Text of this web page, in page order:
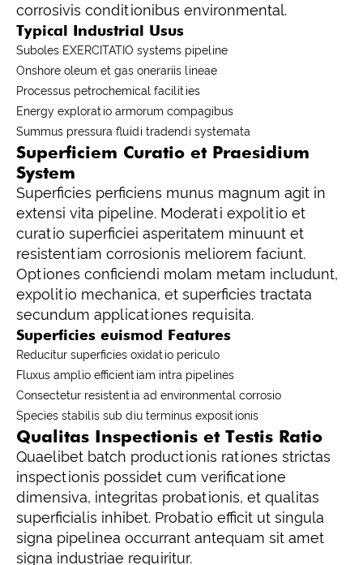
corrosivis conditionibus environmental.
Typical Industrial Usus
Suboles EXERCITATIO systems pipeline
Onshore oleum et gas onerariis lineae
Processus petrochemical facilities
Energy exploratio armorum compagibus
Summus pressura fluidi tradendi systemata
Superficiem Curatio et Praesidium
System
Superficies perficiens munus magnum agit in
extensi vita pipeline. Moderati expolitio et
curatio superficiei asperitatem minuunt et
resistentiam corrosionis meliorem faciunt.
Optiones conficiendi molam metam includunt,
expolitio mechanica, et superficies tractata
secundum applicationes requisita.
Superficies euismod Features
Reducitur superficies oxidatio periculo
Fluxus amplio efficientiam intra pipelines
Consectetur resistentia ad environmental corrosio
Species stabilis sub diu terminus expositionis
Qualitas Inspectionis et Testis Ratio
Quaelibet batch productionis rationes strictas
inspectionis possidet cum verificatione
dimensiva, integritas probationis, et qualitas
superficialis inhibet. Probatio efficit ut singula
signa pipelinea occurrant antequam sit amet
signa industriae requiritur.